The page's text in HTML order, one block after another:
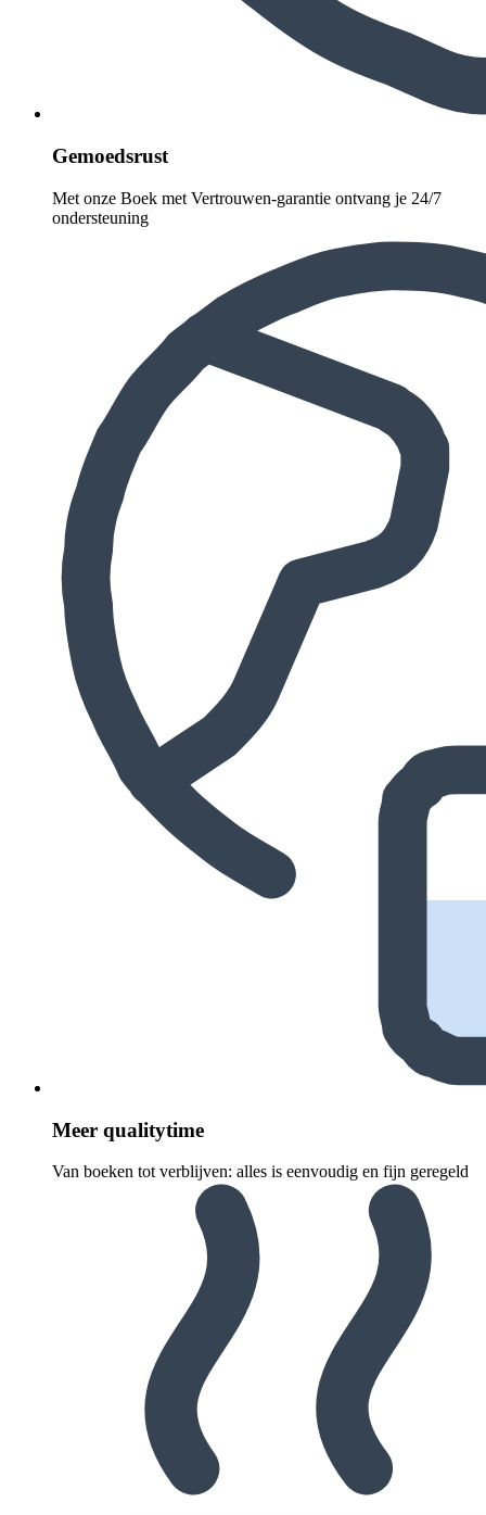
Gemoedsrust
Met onze Boek met Vertrouwen-garantie ontvang je 24/7
ondersteuning
Meer quali­ty­time
Van boeken tot verblijven: alles is eenvoudig en fijn geregeld